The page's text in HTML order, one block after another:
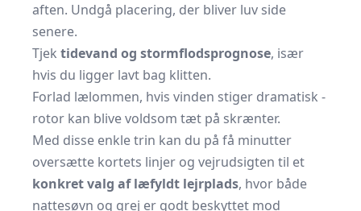
aften. Undgå placering, der bliver luv side
senere.
Tjek tidevand og stormflodsprognose, især
hvis du ligger lavt bag klitten.
Forlad lælommen, hvis vinden stiger dramatisk -
rotor kan blive voldsom tæt på skrænter.
Med disse enkle trin kan du på få minutter
oversætte kortets linjer og vejrudsigten til et
konkret valg af læfyldt lejrplads, hvor både
nattesøvn og grej er godt beskyttet mod